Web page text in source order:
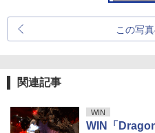
この写
関連記事
WIN
WIN「